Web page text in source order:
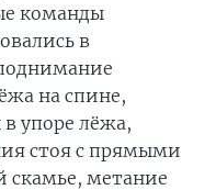
команды
в
на спине,
в упоре лёжа,
стоя с прямыми
скамье, метание